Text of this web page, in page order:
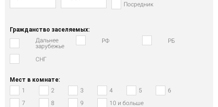
Посредник
Гражданство заселяемых:
Дальнее
зарубежье
РФ РБ
СНГ
Мест в комнате:
1
2 3 4 5
6
7
8 9 10 и больше